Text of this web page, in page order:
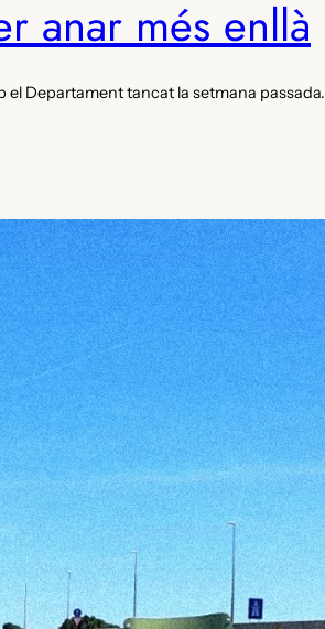
anar més enllà
el Departament tancat la setmana passada.